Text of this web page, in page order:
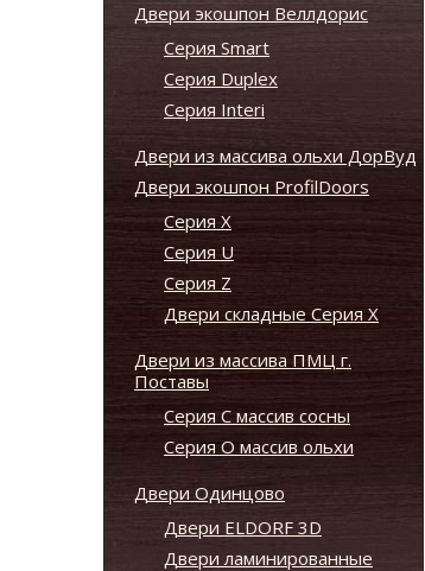
Двери экошпон Веллдорис
Серия Smart
Серия Duplex
Серия Interi
Двери из массива ольхи ДорВуд
Двери экошпон ProfilDoors
Серия X
Серия U
Серия Z
Двери складные Серия Х
Двери из массива ПМЦ г.
Поставы
Серия С массив сосны
Серия О массив ольхи
Двери Одинцово
Двери ELDORF 3D
Двери ламинированные